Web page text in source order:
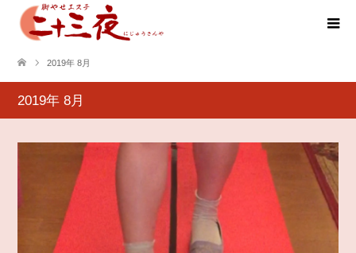
2019年 8月
2019年 8月